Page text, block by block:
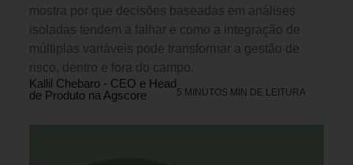
mostra por que decisões baseadas em análises
isoladas tendem a falhar e como a integração de
múltiplas variáveis pode transformar a gestão de
risco, dentro e fora do campo.
Kallil Chebaro - CEO e Head
de Produto na Agscore
5 MINUTOS MIN DE LEITURA